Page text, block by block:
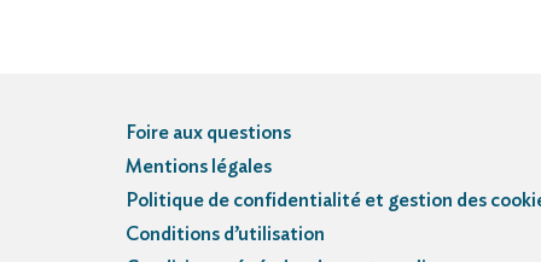
Foire aux questions
Mentions légales
Politique de confidentialité et gestion des
Conditions d’utilisation